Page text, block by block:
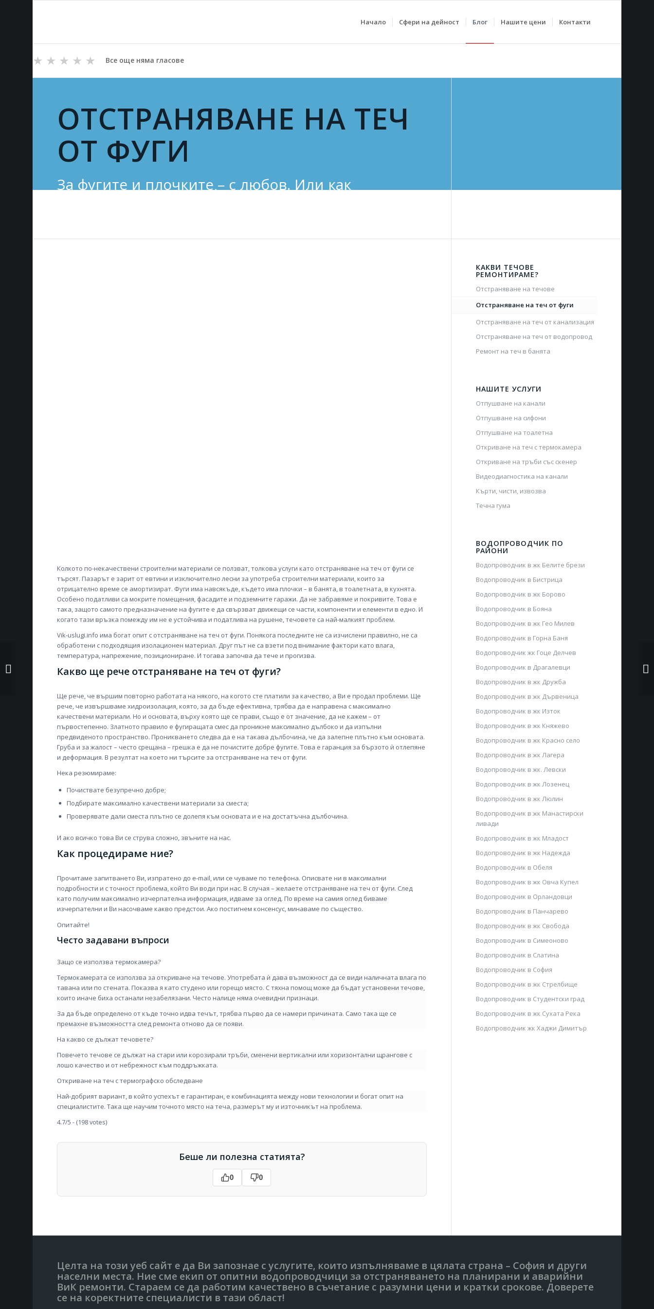
Начало Сфери на дейност Блог Нашите цени Контакти
★
★
★
★
★ Все още няма гласове
ОТСТРАНЯВАНЕ НА ТЕЧ
ОТ ФУГИ
За фугите и плочките – с любов. Или как
отстраняваме теч от фуги в София
Колкото по-некачествени строителни материали се ползват, толкова услуги като отстраняване на теч от фуги се
търсят. Пазарът е зарит от евтини и изключително лесни за употреба строителни материали, които за
отрицателно време се амортизират. Фуги има навсякъде, където има плочки – в банята, в тоалетната, в кухнята.
Особено податливи са мокрите помещения, фасадите и подземните гаражи. Да не забравяме и покривите. Това е
така, защото самото предназначение на фугите е да свързват движещи се части, компоненти и елементи в едно. И
когато тази връзка помежду им не е устойчива и податлива на рушене, течовете са най-малкият проблем.
Vik-uslugi.info има богат опит с отстраняване на теч от фуги. Понякога последните не са изчислени правилно, не са
обработени с подходящия изолационен материал. Друг път не са взети под внимание фактори като влага,
температура, напрежение, позициониране. И тогава започва да тече и прогизва.
Какво ще рече отстраняване на теч от фуги?
Ще рече, че вършим повторно работата на някого, на когото сте платили за качество, а Ви е продал проблеми. Ще
рече, че извършваме хидроизолация, която, за да бъде ефективна, трябва да е направена с максимално
качествени материали. Но и основата, върху която ще се прави, също е от значение, да не кажем – от
първостепенно. Златното правило е фугиращата смес да проникне максимално дълбоко и да изпълни
предвиденото пространство. Проникването следва да е на такава дълбочина, че да залепне плътно към основата.
Груба и за жалост – често срещана – грешка е да не почистите добре фугите. Това е гаранция за бързото ѝ отлепяне
и деформация. В резултат на което ни търсите за отстраняване на теч от фуги.
Нека резюмираме:
Почиствате безупречно добре;
Подбирате максимално качествени материали за сместа;
Проверявате дали сместа плътно се долепя към основата и е на достатъчна дълбочина.
И ако всичко това Ви се струва сложно, звъните на нас.
Как процедираме ние?
Прочитаме запитването Ви, изпратено до e-mail, или се чуваме по телефона. Описвате ни в максимални
подробности и с точност проблема, който Ви води при нас. В случая – желаете отстраняване на теч от фуги. След
като получим максимално изчерпателна информация, идваме за оглед. По време на самия оглед биваме
изчерпателни и Ви насочваме какво предстои. Ако постигнем консенсус, минаваме по същество.
Опитайте!
Често задавани въпроси
Защо се използва термокамера?
Термокамерата се използва за откриване на течове. Употребата ѝ дава възможност да се види наличната влага по
тавана или по стената. Показва я като студено или горещо място. С тяхна помощ може да бъдат установени течове,
които иначе биха останали незабелязани. Често налице няма очевидни признаци.
За да бъде определено от къде точно идва течът, трябва първо да се намери причината. Само така ще се
премахне възможността след ремонта отново да се появи.
На какво се дължат течовете?
Повечето течове се дължат на стари или корозирали тръби, сменени вертикални или хоризонтални щрангове с
лошо качество и от небрежност към поддръжката.
Откриване на теч с термографско обследване
Най-добрият вариант, в който успехът е гарантиран, е комбинацията между нови технологии и богат опит на
специалистите. Така ще научим точното място на теча, размерът му и източникът на проблема.
4.7/5 - (198 votes)
Беше ли полезна статията?
0 0
КАКВИ ТЕЧОВЕ
РЕМОНТИРАМЕ?
Отстраняване на течове
Отстраняване на теч от фуги
Отстраняване на теч от канализация
Отстраняване на теч от водопровод
Ремонт на теч в банята
НАШИТЕ УСЛУГИ
Отпушване на канали
Отпушване на сифони
Отпушване на тоалетна
Откриване на теч с термокамера
Откриване на тръби със скенер
Видеодиагностика на канали
Кърти, чисти, извозва
Течна гума
ВОДОПРОВОДЧИК ПО
РАЙОНИ
Водопроводчик в жк Белите брези
Водопроводчик в Бистрица
Водопроводчик в жк Борово
Водопроводчик в Бояна
Водопроводчик в жк Гео Милев
Водопроводчик в Горна Баня
Водопроводчик жк Гоце Делчев
Водопроводчик в Драгалевци
Водопроводчик в жк Дружба
Водопроводчик в жк Дървеница
Водопроводчик в жк Изток
Водопроводчик в жк Княжево
Водопроводчик в жк Красно село
Водопроводчик в жк Лагера
Водопроводчик в жк. Левски
Водопроводчик в жк Лозенец
Водопроводчик в жк Люлин
Водопроводчик в жк Манастирски
ливади
Водопроводчик в жк Младост
Водопроводчик в жк Надежда
Водопроводчик в Обеля
Водопроводчик в жк Овча Купел
Водопроводчик в Орландовци
Водопроводчик в Панчарево
Водопроводчик в жк Свобода
Водопроводчик в Симеоново
Водопроводчик в Слатина
Водопроводчик в София
Водопроводчик в жк Стрелбище
Водопроводчик в Студентски град
Водопроводчик в жк Сухата Река
Водопроводчик жк Хаджи Димитър
Целта на този уеб сайт е да Ви запознае с услугите, които изпълняваме в цялата страна – София и други
населни места. Ние сме екип от опитни водопроводчици за отстраняването на планирани и аварийни
ВиК ремонти. Стараем се да работим качествено в съчетание с разумни цени и кратки срокове. Доверете
се на коректните специалисти в тази област!
от канализация